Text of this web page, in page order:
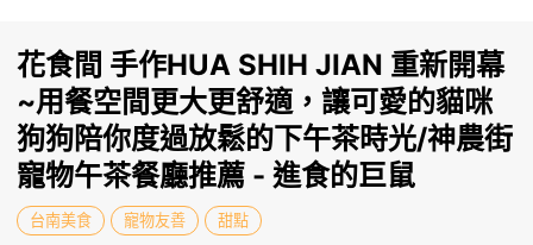
花食間 手作HUA SHIH JIAN 重新開幕
~用餐空間更大更舒適，讓可愛的貓咪
狗狗陪你度過放鬆的下午茶時光/神農街
寵物午茶餐廳推薦 - 進食的巨鼠
台南美食 寵物友善 甜點